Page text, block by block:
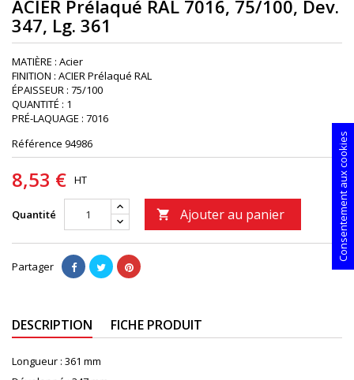
ACIER Prélaqué RAL 7016, 75/100, Dev.
347, Lg. 361
MATIÈRE : Acier
FINITION : ACIER Prélaqué RAL
ÉPAISSEUR : 75/100
QUANTITÉ : 1
PRÉ-LAQUAGE : 7016
Référence 94986
8,53 € HT
Quantité  Ajouter au panier
Partager
DESCRIPTION FICHE PRODUIT
Longueur : 361 mm
Consentement aux cookies